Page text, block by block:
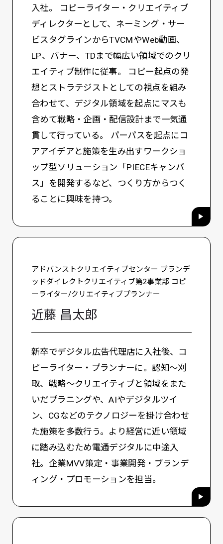
入社。 コピーライター・クリエイティブ
ディレクターとして、ネーミング・サー
ビスタグラインからTVCMやWeb動画、
LP、バナー、TDまで幅広い領域でのクリ
エイティブ制作に従事。 コピー起点の発
想とストラテジストとしての視点を組み
合わせて、デジタル領域を起点にマスも
含めて戦略・企画・配信設計まで一気通
貫して行っている。 パーパスを起点にコ
アアイデアと施策を生み出すワークショ
ップ型ソリューション「PIECEキャンバ
ス」を開発するなど、つくり方からつく
ることに興味を持つ。
近藤 昌太郎
アドバンストクリエイティブセンター ブランデ
ッドダイレクトクリエイティブ第2事業部 コピ
ーライター/クリエイティブプランナー
新卒でデジタル広告代理店に入社後、コ
ピーライター・プランナーに。認知〜刈
取、戦略〜クリエイティブと領域をまた
いだプラニングや、AIやデジタルツイ
ン、CGなどのテクノロジーを掛け合わせ
た施策を多数行う。より経営に近い領域
に踏み込むため電通デジタルに中途入
社。企業MVV策定・事業開発・ブランデ
ィング・プロモーションを担当。